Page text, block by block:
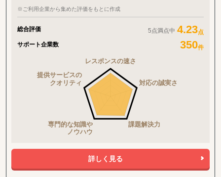
※ご利用企業から集めた評価をもとに作成
総合評価 5点満点中 4.23点
サポート企業数
350件
詳しく見る